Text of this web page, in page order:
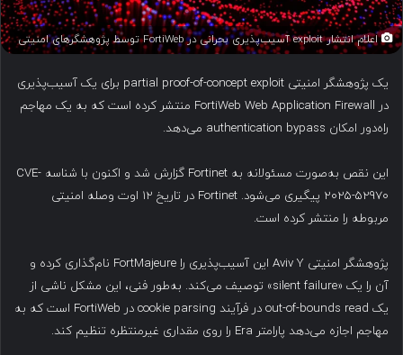
اعلام انتشار exploit آسیب‌پذیری بحرانی در FortiWeb توسط پژوهشگرهای امنیتی
یک پژوهشگر امنیتی partial proof-of-concept exploit برای یک آسیب‌پذیری
در FortiWeb Web Application Firewall منتشر کرده است که به یک مهاجم
راه‌دور امکان authentication bypass می‌دهد.
این نقص به‌صورت مسئولانه به Fortinet گزارش شد و اکنون با شناسه CVE-
2025-52970 پیگیری می‌شود. Fortinet در تاریخ ۱۲ اوت وصله امنیتی
مربوطه را منتشر کرده است.
پژوهشگر امنیتی Aviv Y این آسیب‌پذیری را FortMajeure نام‌گذاری کرده و
آن را یک «silent failure» توصیف می‌کند. به‌طور فنی، این مشکل ناشی از
یک out-of-bounds read در فرآیند cookie parsing در FortiWeb است که به
مهاجم اجازه می‌دهد پارامتر Era را روی مقداری غیرمنتظره تنظیم کند.